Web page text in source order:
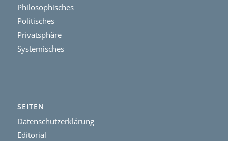
Philosophisches
Politisches
Privatsphäre
Systemisches
SEITEN
Datenschutzerklärung
Editorial